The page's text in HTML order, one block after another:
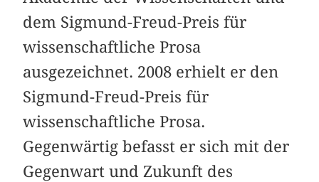
dem Sigmund-Freud-Preis für
wissenschaftliche Prosa
ausgezeichnet. 2008 erhielt er den
Sigmund-Freud-Preis für
wissenschaftliche Prosa.
Gegenwärtig befasst er sich mit der
Gegenwart und Zukunft des